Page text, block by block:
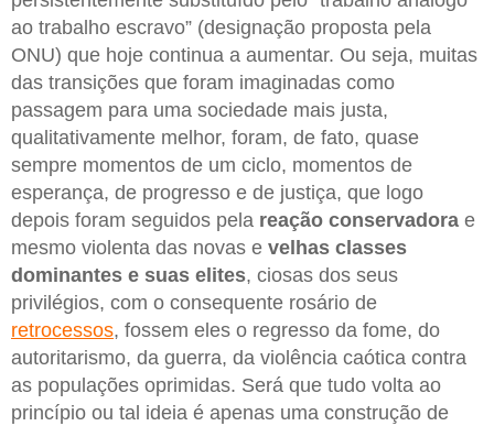
ao trabalho escravo” (designação proposta pela
ONU) que hoje continua a aumentar. Ou seja, muitas
das transições que foram imaginadas como
passagem para uma sociedade mais justa,
qualitativamente melhor, foram, de fato, quase
sempre momentos de um ciclo, momentos de
esperança, de progresso e de justiça, que logo
depois foram seguidos pela reação conservadora e
mesmo violenta das novas e velhas classes
dominantes e suas elites, ciosas dos seus
privilégios, com o consequente rosário de
retrocessos, fossem eles o regresso da fome, do
autoritarismo, da guerra, da violência caótica contra
as populações oprimidas. Será que tudo volta ao
princípio ou tal ideia é apenas uma construção de